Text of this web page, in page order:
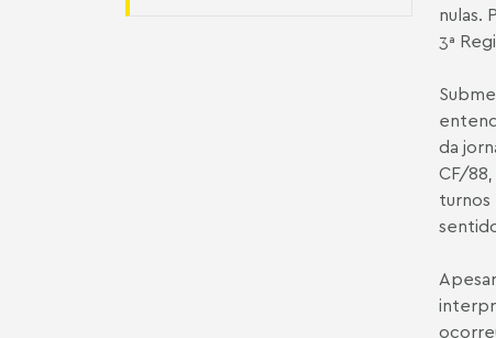
nulas.
3ª
da
CF/
turnos